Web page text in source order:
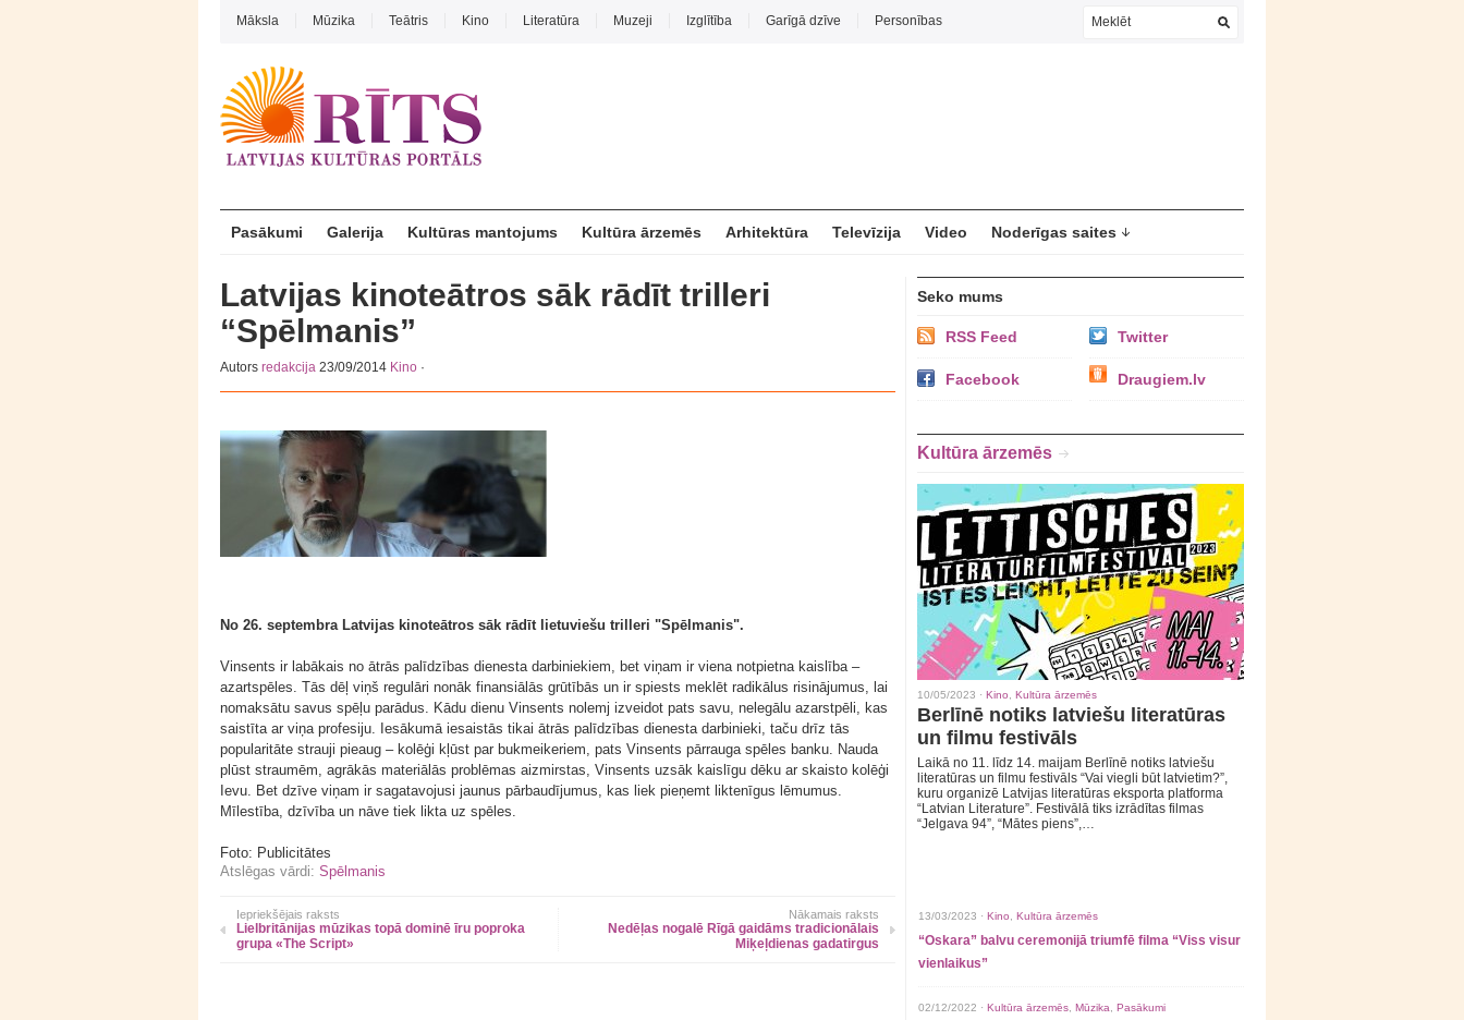
Māksla Mūzika Teātris Kino Literatūra Muzeji Izglītība Garīgā dzīve Personības
Pasākumi Galerija Kultūras mantojums Kultūra ārzemēs Arhitektūra Televīzija Video Noderīgas saites
Latvijas kinoteātros sāk rādīt trilleri
“Spēlmanis”
Autors redakcija 23/09/2014 Kino ·
No 26. septembra Latvijas kinoteātros sāk rādīt lietuviešu trilleri "Spēlmanis".
Vinsents ir labākais no ātrās palīdzības dienesta darbiniekiem, bet viņam ir viena notpietna kaislība –
azartspēles. Tās dēļ viņš regulāri nonāk finansiālās grūtībās un ir spiests meklēt radikālus risinājumus, lai
nomaksātu savus spēļu parādus. Kādu dienu Vinsents nolemj izveidot pats savu, nelegālu azarstpēli, kas
saistīta ar viņa profesiju. Iesākumā iesaistās tikai ātrās palīdzības dienesta darbinieki, taču drīz tās
popularitāte strauji pieaug – kolēģi kļūst par bukmeikeriem, pats Vinsents pārrauga spēles banku. Nauda
plūst straumēm, agrākās materiālās problēmas aizmirstas, Vinsents uzsāk kaislīgu dēku ar skaisto kolēģi
Ievu. Bet dzīve viņam ir sagatavojusi jaunus pārbaudījumus, kas liek pieņemt liktenīgus lēmumus.
Mīlestība, dzīvība un nāve tiek likta uz spēles.
Foto: Publicitātes
Atslēgas vārdi: Spēlmanis
Iepriekšējais raksts
Lielbritānijas mūzikas topā dominē īru poproka
grupa «The Script»
Nākamais raksts
Nedēļas nogalē Rīgā gaidāms tradicionālais
Miķeļdienas gadatirgus
Seko mums
RSS Feed Twitter
Facebook Draugiem.lv
Kultūra ārzemēs
10/05/2023 · Kino Kultūra ārzemēs
Berlīnē notiks latviešu literatūras
un filmu festivāls
Laikā no 11. līdz 14. maijam Berlīnē notiks latviešu
literatūras un filmu festivāls “Vai viegli būt latvietim?”,
kuru organizē Latvijas literatūras eksporta platforma
“Latvian Literature”. Festivālā tiks izrādītas filmas
“Jelgava 94”, “Mātes piens”,…
13/03/2023 · Kino Kultūra ārzemēs
“Oskara” balvu ceremonijā triumfē filma “Viss visur
vienlaikus”
02/12/2022 · Kultūra ārzemēs Mūzika Pasākumi